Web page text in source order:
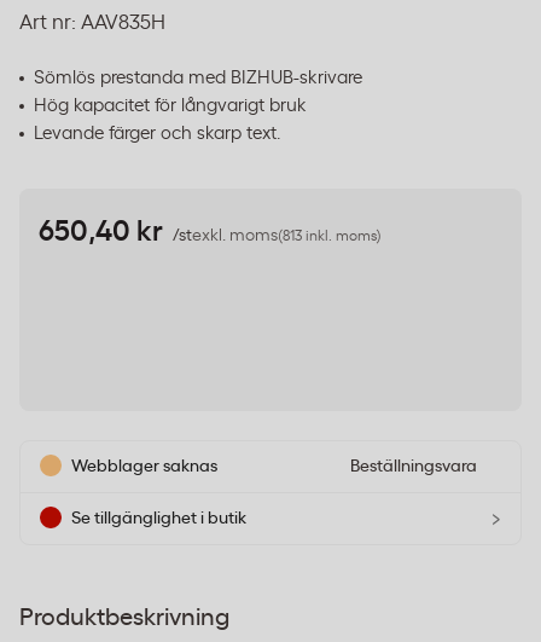
Art nr: AAV835H
Sömlös prestanda med BIZHUB-skrivare
Hög kapacitet för långvarigt bruk
Levande färger och skarp text.
650,40 kr /stexkl. moms(813 inkl. moms)
Webblager saknas Beställningsvara
Se tillgänglighet i butik ›
Produktbeskrivning